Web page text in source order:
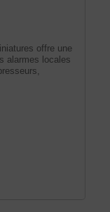
offre une
alarmes locales